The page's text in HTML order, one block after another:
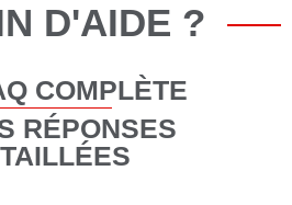
D'AIDE ?
COMPLÈTE
RÉPONSES